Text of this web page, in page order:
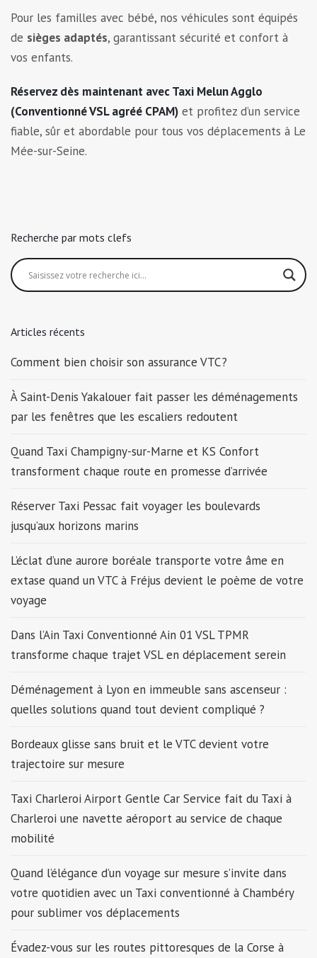
Pour les familles avec bébé, nos véhicules sont équipés
de sièges adaptés, garantissant sécurité et confort à
vos enfants.
Réservez dès maintenant avec Taxi Melun Agglo
(Conventionné VSL agréé CPAM) et profitez d’un service
fiable, sûr et abordable pour tous vos déplacements à Le
Mée-sur-Seine.
Recherche par mots clefs
Articles récents
Comment bien choisir son assurance VTC ?
À Saint-Denis Yakalouer fait passer les déménagements
par les fenêtres que les escaliers redoutent
Quand Taxi Champigny-sur-Marne et KS Confort
transforment chaque route en promesse d’arrivée
Réserver Taxi Pessac fait voyager les boulevards
jusqu’aux horizons marins
L’éclat d’une aurore boréale transporte votre âme en
extase quand un VTC à Fréjus devient le poème de votre
voyage
Dans l’Ain Taxi Conventionné Ain 01 VSL TPMR
transforme chaque trajet VSL en déplacement serein
Déménagement à Lyon en immeuble sans ascenseur :
quelles solutions quand tout devient compliqué ?
Bordeaux glisse sans bruit et le VTC devient votre
trajectoire sur mesure
Taxi Charleroi Airport Gentle Car Service fait du Taxi à
Charleroi une navette aéroport au service de chaque
mobilité
Quand l’élégance d’un voyage sur mesure s’invite dans
votre quotidien avec un Taxi conventionné à Chambéry
pour sublimer vos déplacements
Évadez-vous sur les routes pittoresques de la Corse à